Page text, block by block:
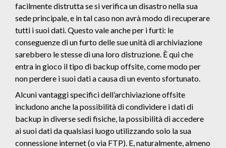
facilmente distrutta se si verifica un disastro nella sua
sede principale, e in tal caso non avrà modo di recuperare
tutti i suoi dati. Questo vale anche per i furti: le
conseguenze di un furto delle sue unità di archiviazione
sarebbero le stesse di una loro distruzione. È qui che
entra in gioco il tipo di backup offsite, come modo per
non perdere i suoi dati a causa di un evento sfortunato.
Alcuni vantaggi specifici dell’archiviazione offsite
includono anche la possibilità di condividere i dati di
backup in diverse sedi fisiche, la possibilità di accedere
ai suoi dati da qualsiasi luogo utilizzando solo la sua
connessione internet (o via FTP). E, naturalmente, almeno